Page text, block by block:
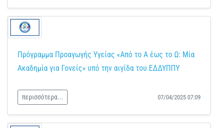
Πρόγραμμα Προαγωγής Υγείας «Από το Α έως το Ω: Μία
Ακαδημία για Γονείς» υπό την αιγίδα του ΕΔΔΥΠΠΥ
περισσότερα... 07/04/2025 07:09